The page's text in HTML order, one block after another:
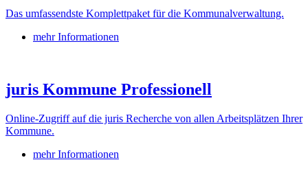
Das umfassendste Komplettpaket für die Kommunalverwaltung.
mehr Informationen
juris Kommune Professionell
Online-Zugriff auf die juris Recherche von allen Arbeitsplätzen Ihrer
Kommune.
mehr Informationen